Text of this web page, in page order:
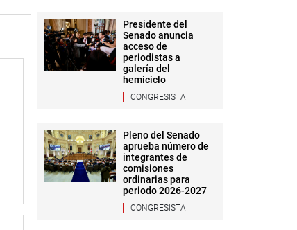
Presidente del
Senado anuncia
acceso de
periodistas a
galería del
hemiciclo
CONGRESISTA
Pleno del Senado
aprueba número de
integrantes de
comisiones
ordinarias para
periodo 2026-2027
CONGRESISTA